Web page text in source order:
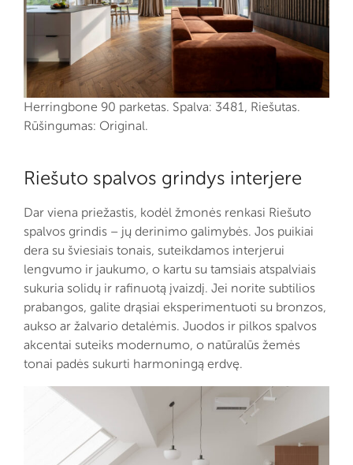
Herringbone 90 parketas. Spalva: 3481, Riešutas.
Rūšingumas: Original.
Riešuto spalvos grindys interjere
Dar viena priežastis, kodėl žmonės renkasi Riešuto
spalvos grindis – jų derinimo galimybės. Jos puikiai
dera su šviesiais tonais, suteikdamos interjerui
lengvumo ir jaukumo, o kartu su tamsiais atspalviais
sukuria solidų ir rafinuotą įvaizdį. Jei norite subtilios
prabangos, galite drąsiai eksperimentuoti su bronzos,
aukso ar žalvario detalėmis. Juodos ir pilkos spalvos
akcentai suteiks modernumo, o natūralūs žemės
tonai padės sukurti harmoningą erdvę.